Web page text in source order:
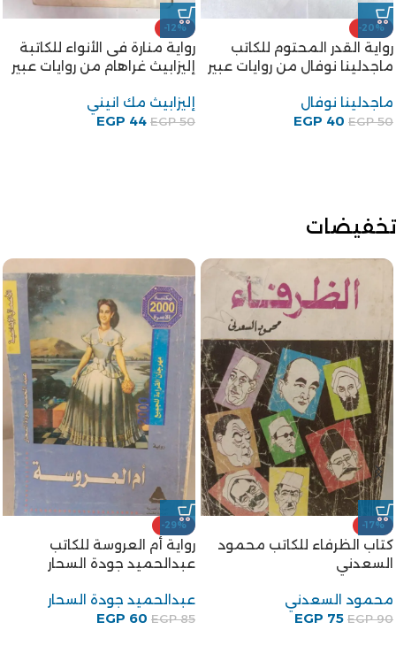
-20%
رواية القدر المحتوم للكاتب
ماجدلينا نوفال من روايات عبير
ماجدلينا نوفال
EGP50
EGP 40
-12%
رواية منارة فى الأنواء للكاتبة
إليزابيث غراهام من روايات عبير
إليزابيث مك انيني
EGP50
EGP 44
تخفيضات
-17%
كتاب الظرفاء للكاتب محمود
السعدني
محمود السعدني
EGP90
EGP 75
-29%
رواية أم العروسة للكاتب
عبدالحميد جودة السحار
عبدالحميد جودة السحار
EGP85
EGP 60